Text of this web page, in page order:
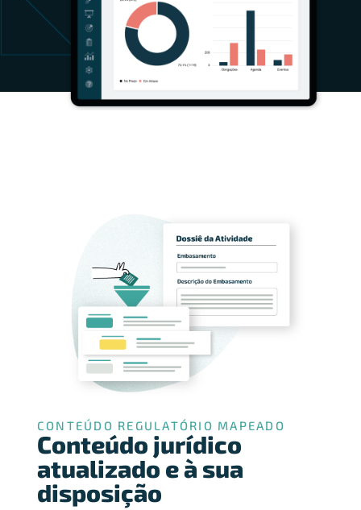
CONTEÚDO REGULATÓRIO MAPEADO
Conteúdo jurídico
atualizado e à sua
disposição